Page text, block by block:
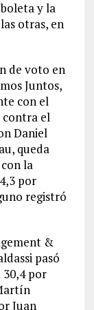
y la
otras, en
de voto en
Juntos,
con el
contra el
Daniel
queda
la
por
registró
&
pasó
por
Juan